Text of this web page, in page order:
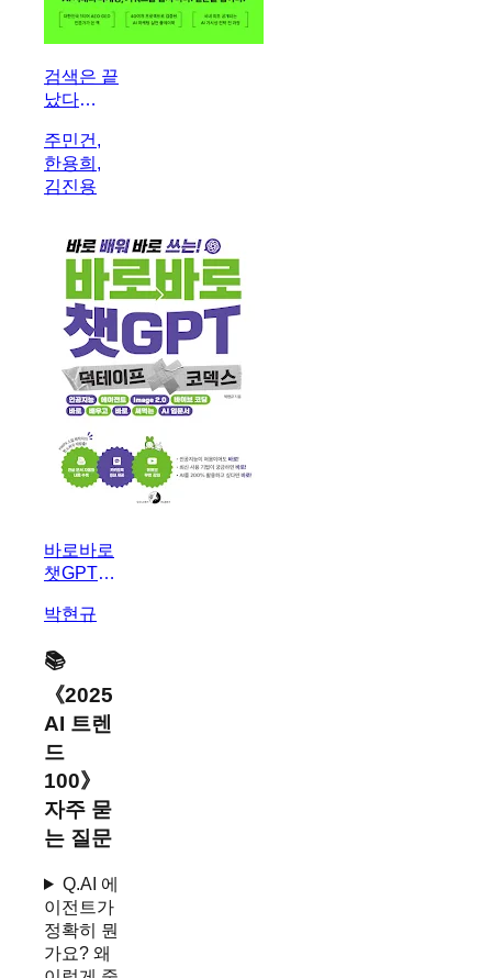
검색은 끝
났다
마케팅
주민건,
한용희,
김진용
바로바로
챗GPT X
X 코덱스
박현규
📚
《2025
AI 트렌
드
100》
자주 묻
는 질문
Q.AI 에
이전트가
정확히 뭔
가요? 왜